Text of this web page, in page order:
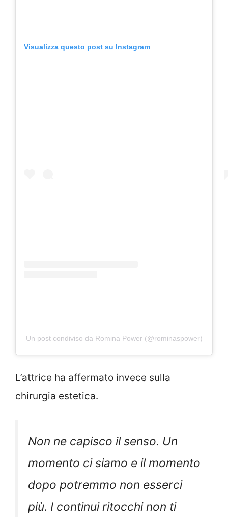
Visualizza questo post su Instagram
Un post condiviso da Romina Power (@rominaspower)
L’attrice ha affermato invece sulla
chirurgia estetica.
Non ne capisco il senso. Un
momento ci siamo e il momento
dopo potremmo non esserci
più. I continui ritocchi non ti